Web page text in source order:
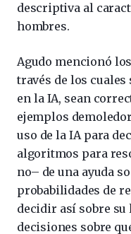
descriptiva al
hombres.
Agudo mencionó
través de los cuales
en la IA, sean
ejemplos
uso de la IA para
algoritmos para
no– de una ayuda
probabilidades de
decidir así sobre su
decisiones sobre